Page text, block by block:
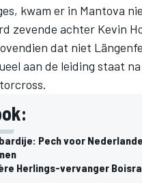
kwam er in Mantova
zevende achter Kevin
dat niet
aan de leiding staat
Pech voor
Herlings-vervanger